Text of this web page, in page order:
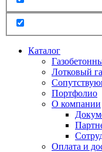
Каталог
Лотковый
Портфолио
О компании
Оплата и